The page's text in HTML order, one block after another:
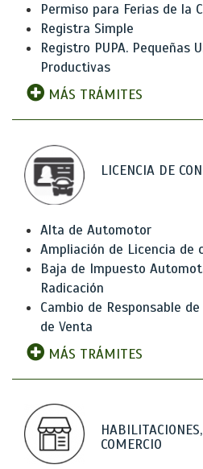
Permiso para Ferias de la
Registra Simple
Registro PUPA. Pequeñas
Productivas
MÁS TRÁMITES
LICENCIA DE
Alta de Automotor
Ampliación de Licencia de
Baja de Impuesto
Radicación
Cambio de Responsable
de Venta
MÁS TRÁMITES
COMERCIO